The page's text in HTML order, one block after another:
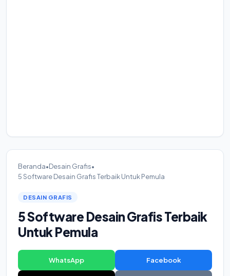
Beranda•Desain Grafis•
5 Software Desain Grafis Terbaik Untuk Pemula
DESAIN GRAFIS
5 Software Desain Grafis Terbaik
Untuk Pemula
WhatsApp Facebook